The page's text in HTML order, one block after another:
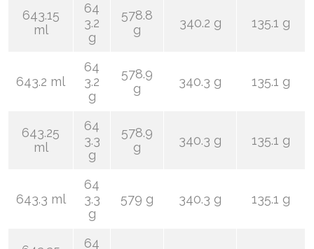
643.15
ml
64
3.2
g
578.8
g
340.2 g 135.1 g
643.2 ml
64
3.2
g
578.9
g
340.3 g 135.1 g
643.25
ml
64
3.3
g
578.9
g
340.3 g 135.1 g
643.3 ml
64
3.3
g
579 g 340.3 g 135.1 g
64